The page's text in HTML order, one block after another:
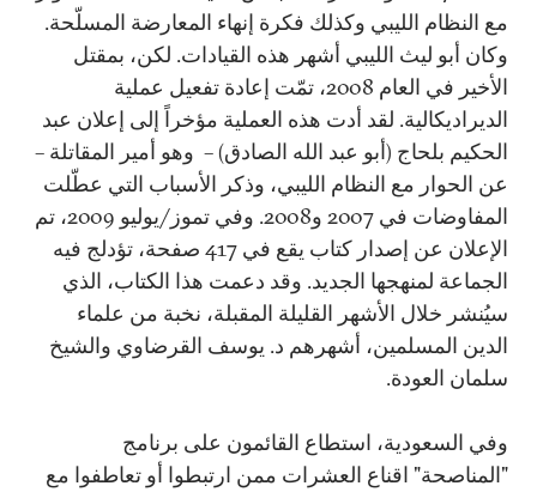
مع النظام الليبي وكذلك فكرة إنهاء المعارضة المسلّحة.
وكان أبو ليث الليبي أشهر هذه القيادات. لكن، بمقتل
الأخير في العام 2008، تمّت إعادة تفعيل عملية
الديراديكالية. لقد أدت هذه العملية مؤخراً إلى إعلان عبد
الحكيم بلحاج (أبو عبد الله الصادق) – وهو أمير المقاتلة –
عن الحوار مع النظام الليبي، وذكر الأسباب التي عطّلت
المفاوضات في 2007 و2008. وفي تموز/يوليو 2009، تم
الإعلان عن إصدار كتاب يقع في 417 صفحة، تؤدلج فيه
الجماعة لمنهجها الجديد. وقد دعمت هذا الكتاب، الذي
سيُنشر خلال الأشهر القليلة المقبلة، نخبة من علماء
الدين المسلمين، أشهرهم د. يوسف القرضاوي والشيخ
سلمان العودة.
وفي السعودية، استطاع القائمون على برنامج
"المناصحة" اقناع العشرات ممن ارتبطوا أو تعاطفوا مع